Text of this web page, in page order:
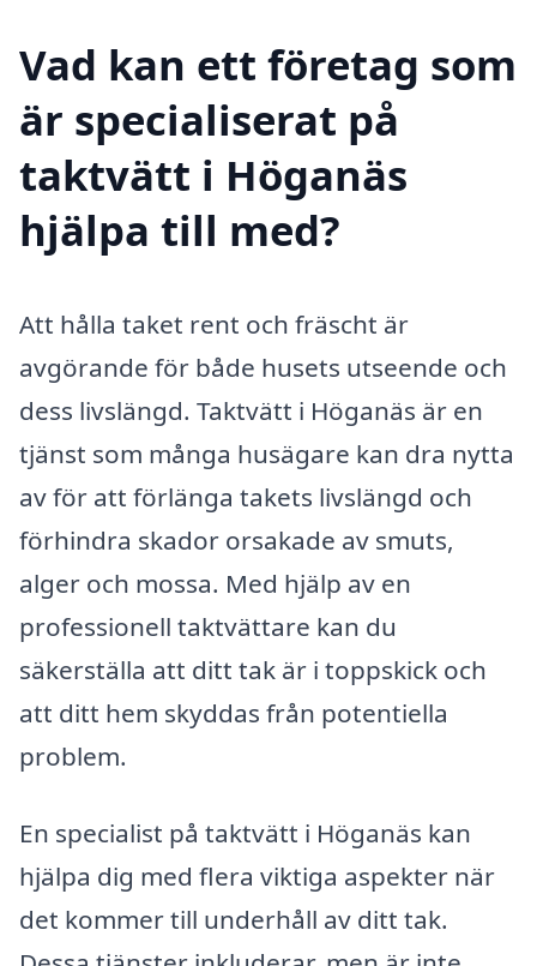
Vad kan ett företag som
är specialiserat på
taktvätt i Höganäs
hjälpa till med?
Att hålla taket rent och fräscht är
avgörande för både husets utseende och
dess livslängd. Taktvätt i Höganäs är en
tjänst som många husägare kan dra nytta
av för att förlänga takets livslängd och
förhindra skador orsakade av smuts,
alger och mossa. Med hjälp av en
professionell taktvättare kan du
säkerställa att ditt tak är i toppskick och
att ditt hem skyddas från potentiella
problem.
En specialist på taktvätt i Höganäs kan
hjälpa dig med flera viktiga aspekter när
det kommer till underhåll av ditt tak.